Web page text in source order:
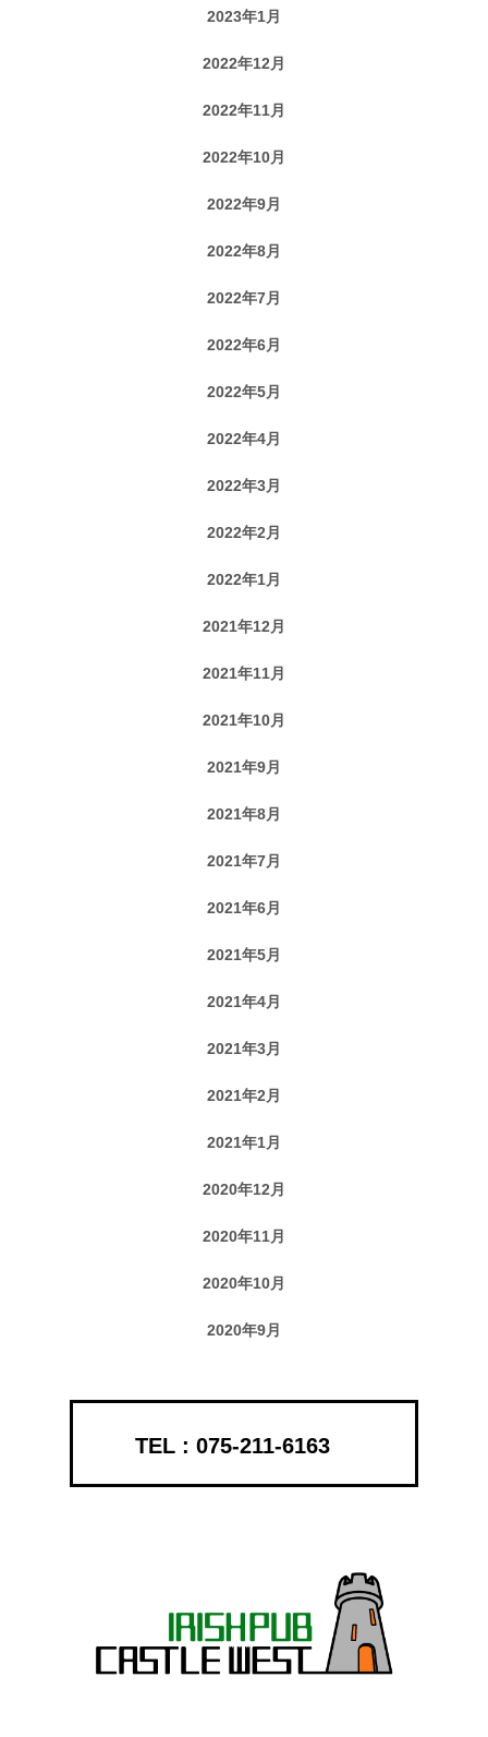
2023年1月
2022年12月
2022年11月
2022年10月
2022年9月
2022年8月
2022年7月
2022年6月
2022年5月
2022年4月
2022年3月
2022年2月
2022年1月
2021年12月
2021年11月
2021年10月
2021年9月
2021年8月
2021年7月
2021年6月
2021年5月
2021年4月
2021年3月
2021年2月
2021年1月
2020年12月
2020年11月
2020年10月
2020年9月
075-211-6163